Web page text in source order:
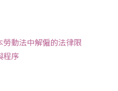
勞動法中解僱的法律限
程序